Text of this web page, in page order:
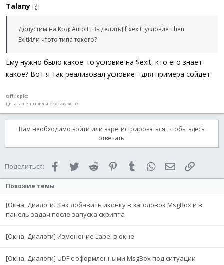
Talany [?]
Допустим на Код: AutoIt [Выделить]If $exit ;условие Then
ExitИли чтото типа токого?
Ему нужно было какое-то условие на $exit, кто его знает
какое? Вот я так реализовал условие - для примера сойдет.
OffTopic:
цитата неправильно вставляется
Вам необходимо войти или зарегистрироваться, чтобы здесь
отвечать.
Поделиться: FacebookTwitter Reddit PinterestTumblr WhatsAppЭлектронная
Похожие темы
[Окна, Диалоги] Как добавить иконку в заголовок MsgBox и в
панель задач после запуска скрипта
[Окна, Диалоги] Изменение Label в окне
[Окна, Диалоги] UDF с оформленными MsgBox под ситуации